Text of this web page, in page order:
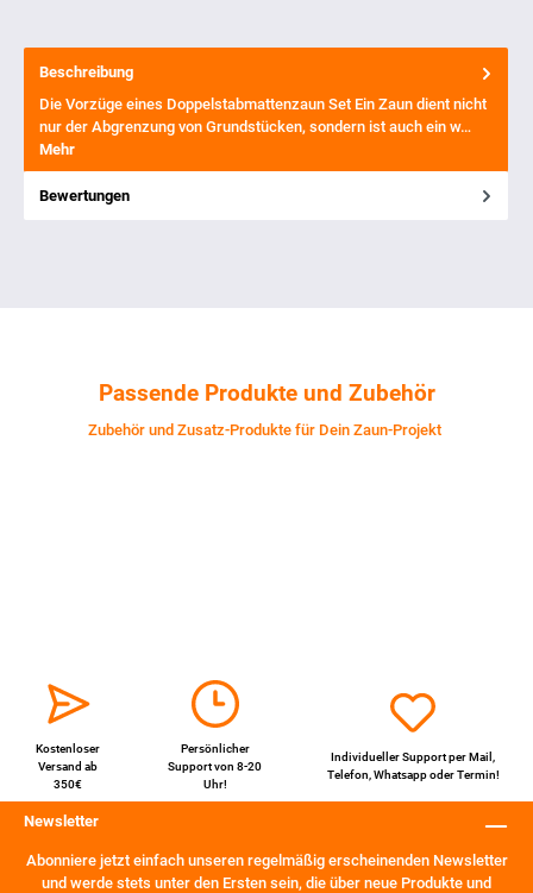
Beschreibung
Die Vorzüge eines Doppelstabmattenzaun Set Ein Zaun dient nicht
nur der Abgrenzung von Grundstücken, sondern ist auch ein w…
Mehr
Bewertungen
Passende Produkte und Zubehör
Zubehör und Zusatz-Produkte für Dein Zaun-Projekt
Kostenloser
Versand ab
350€
Persönlicher
Support von 8-20
Uhr!
Individueller Support perMail,
Telefon,WhatsappoderTermin!
Newsletter
Abonniere jetzt einfach unseren regelmäßig erscheinenden Newsletter
und werde stets unter den Ersten sein, die über neue Produkte und